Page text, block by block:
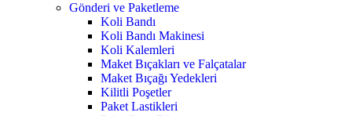
Gönderi ve Paketleme
Koli Bandı
Koli Bandı Makinesi
Koli Kalemleri
Maket Bıçakları ve Falçatalar
Maket Bıçağı Yedekleri
Kilitli Poşetler
Paket Lastikleri